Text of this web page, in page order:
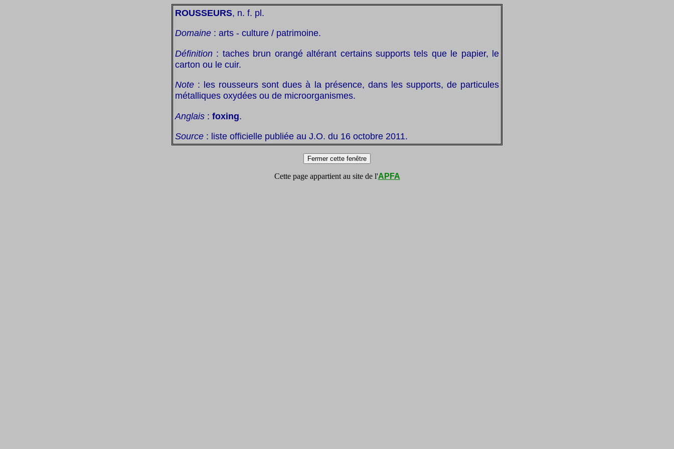
ROUSSEURS, n. f. pl.
Domaine : arts - culture / patrimoine.
Définition : taches brun orangé altérant certains supports tels que le papier, le
carton ou le cuir.
Note : les rousseurs sont dues à la présence, dans les supports, de particules
métalliques oxydées ou de microorganismes.
Anglais : foxing.
Source : liste officielle publiée au J.O. du 16 octobre 2011.
Cette page appartient au site de l'APFA